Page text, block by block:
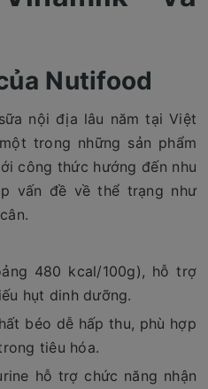
Nutifood
nội địa lâu năm tại Việt
trong những sản phẩm
công thức hướng đến nhu
vấn đề về thể trạng như
480 kcal/100g), hỗ trợ
hụt dinh dưỡng.
béo dễ hấp thu, phù hợp
tiêu hóa.
hỗ trợ chức năng nhận